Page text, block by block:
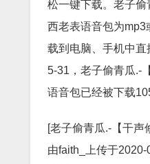
松一键下载。老子
西老表语音包为
载到电脑、手机中
5-31，老子偷青瓜.-
语音包已经被下载
[老子偷青瓜.-【干声
由faith_上传于